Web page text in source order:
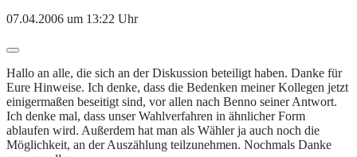
07.04.2006 um 13:22 Uhr
Hallo an alle, die sich an der Diskussion beteiligt haben. Danke für
Eure Hinweise. Ich denke, dass die Bedenken meiner Kollegen jetzt
einigermaßen beseitigt sind, vor allen nach Benno seiner Antwort.
Ich denke mal, dass unser Wahlverfahren in ähnlicher Form
ablaufen wird. Außerdem hat man als Wähler ja auch noch die
Möglichkeit, an der Auszählung teilzunehmen. Nochmals Danke